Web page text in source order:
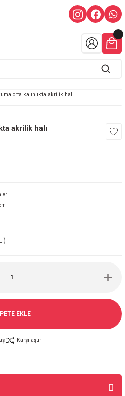
orta kalınlıkta akrilik halı
akrilik halı
)
EKLE
Karşılaştır